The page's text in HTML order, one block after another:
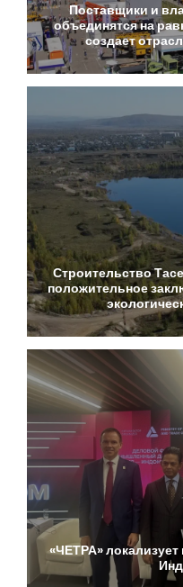
Поставщики и
объединятсяна
создает
Строительство
положительное
«ЧЕТРА»локализует